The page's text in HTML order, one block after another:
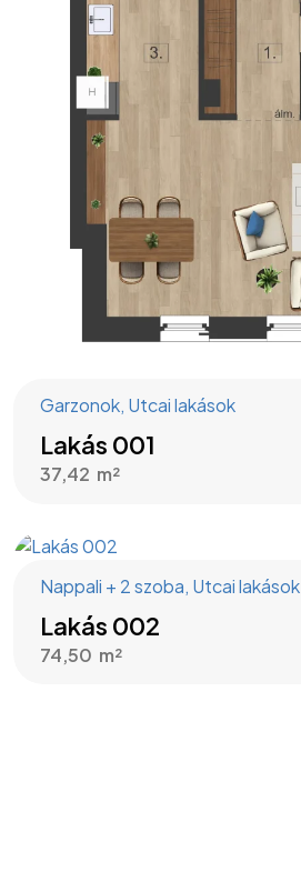
Garzonok, Utcai lakások
Lakás 001
37,42
Nappali + 2 szoba, Utcai lakások
Lakás 002
74,50